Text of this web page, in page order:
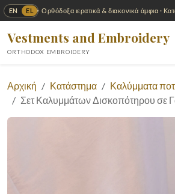
EN EL ✦ Ορθόδοξα ιερατικά & διακονικά άμφια ·
Vestments and Embroidery
ORTHODOX EMBROIDERY
Αρχική Κατάστημα
Καλύμματα
Σετ Καλυμμάτων Δισκοπότηρου σε